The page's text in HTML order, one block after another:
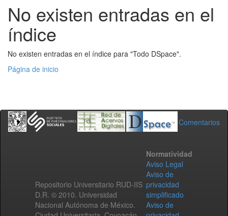
No existen entradas en el
índice
No existen entradas en el índice para "Todo DSpace".
Página de inicio
Comentarios
Repositorio Universitario RUD-IIS
D.R. © 2010. Universidad
Nacional Autónoma de México.
Normatividad
Aviso Legal
Aviso de
privacidad
simplificado
Aviso de